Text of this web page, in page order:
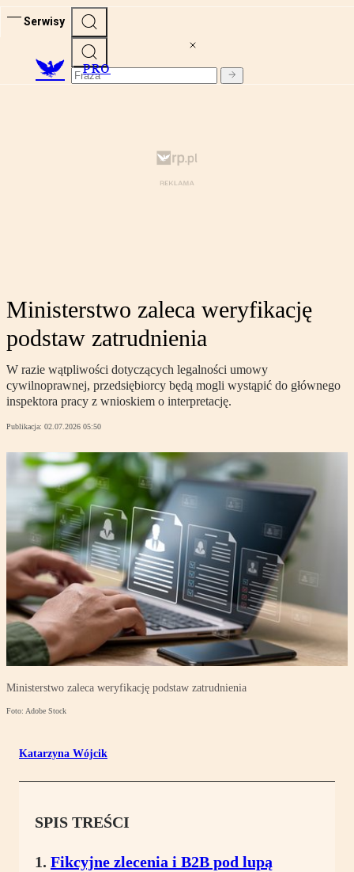
Serwisy
PRO
Ministerstwo zaleca weryfikację
podstaw zatrudnienia
W razie wątpliwości dotyczących legalności umowy
cywilnoprawnej, przedsiębiorcy będą mogli wystąpić do głównego
inspektora pracy z wnioskiem o interpretację.
Publikacja: 02.07.2026 05:50
Ministerstwo zaleca weryfikację podstaw zatrudnienia
Foto: Adobe Stock
Katarzyna Wójcik
SPIS TREŚCI
Fikcyjne zlecenia i B2B pod lupą